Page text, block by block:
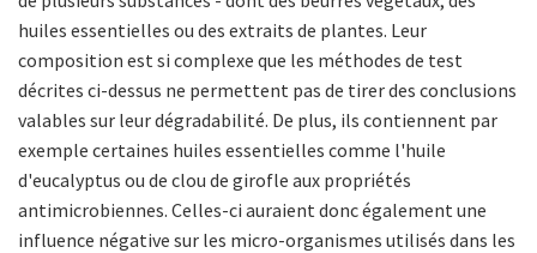
huiles essentielles ou des extraits de plantes. Leur
composition est si complexe que les méthodes de test
décrites ci-dessus ne permettent pas de tirer des conclusions
valables sur leur dégradabilité. De plus, ils contiennent par
exemple certaines huiles essentielles comme l'huile
d'eucalyptus ou de clou de girofle aux propriétés
antimicrobiennes. Celles-ci auraient donc également une
influence négative sur les micro-organismes utilisés dans les